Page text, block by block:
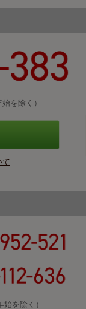
を除く）
て
を除く）